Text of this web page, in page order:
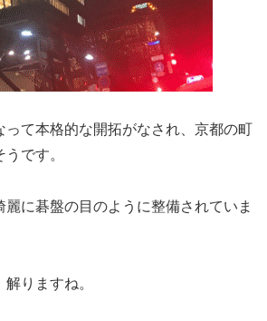
て本格的な開拓がなされ、京都の町
です。
麗に碁盤の目のように整備されていま
りますね。